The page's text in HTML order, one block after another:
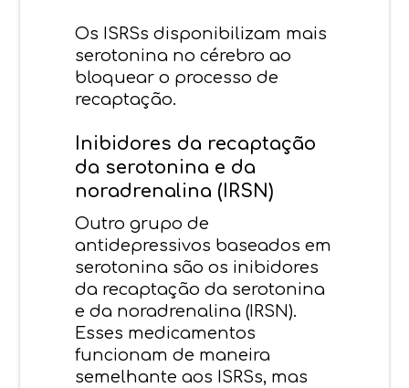
Os ISRSs disponibilizam mais
serotonina no cérebro ao
bloquear o processo de
recaptação.
Inibidores da recaptação
da serotonina e da
noradrenalina (IRSN)
Outro grupo de
antidepressivos baseados em
serotonina são os inibidores
da recaptação da serotonina
e da noradrenalina (IRSN).
Esses medicamentos
funcionam de maneira
semelhante aos ISRSs, mas